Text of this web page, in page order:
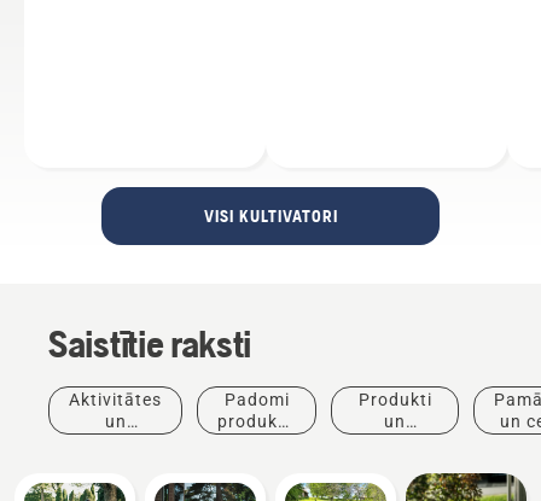
VISI KULTIVATORI
Saistītie raksti
Aktivitātes
un
Padomi
produktu
Produkti
un
un